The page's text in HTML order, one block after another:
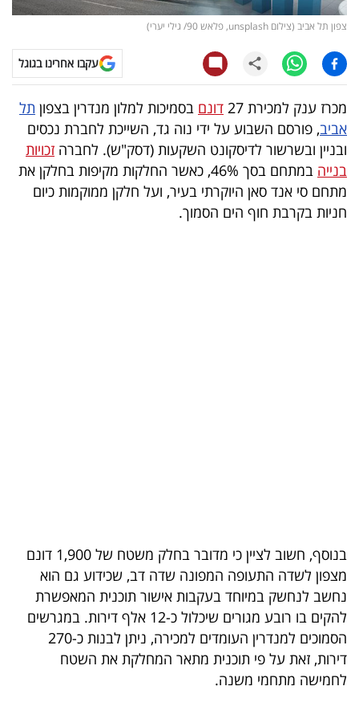
קריפטו
ויראלי
טלוויזיה
עסקי
ספורט
קריירה
ולימודים
המילון
הכלכלי
פודקאסט
40
UNDER
צפון תל אביב (צילום unsplash, פלאש 90/ גילי יערי)
עקבו אחרינו בגוגל
מכרז ענק למכירת 27 דונם בסמיכות למלון מנדרין בצפון תל
אביב, פורסם השבוע על ידי נוה גד, השייכת לחברת נכסים
ובניין ובשרשור לדיסקונט השקעות (דסק"ש). לחברה זכויות
בנייה
במתחם בסך 46%, כאשר החלקות מקיפות בחלקן את
מתחם סי אנד סאן היוקרתי בעיר, ועל חלקן ממוקמות כיום
חניות בקרבת חוף הים הסמוך.
בנוסף, חשוב לציין כי מדובר בחלק משטח של 1,900 דונם
מצפון לשדה התעופה המפונה שדה דב, שכידוע גם הוא
נחשב לנחשק במיוחד בעקבות אישור תוכנית המאפשרת
להקים בו רובע מגורים שיכלול כ-12 אלף דירות. במגרשים
הסמוכים למנדרין העומדים למכירה, ניתן לבנות כ-270
דירות, זאת על פי תוכנית מתאר המחלקת את השטח
לחמישה מתחמי משנה.